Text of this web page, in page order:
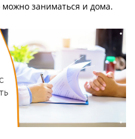
заниматься и дома.